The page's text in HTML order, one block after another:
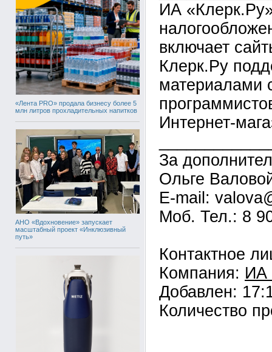
«Лента PRO» продала бизнесу более 5
млн литров прохладительных напитков
АНО «Вдохновение» запускает
масштабный проект «Инклюзивный
путь»
ИА
включает
Клерк.Ру
материалами
Интернет-
За
Ольге
E-mail:
Моб. Тел.: 8
Контактное
Компания: ИА
Добавлен:
Количество